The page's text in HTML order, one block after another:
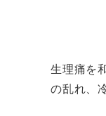
生理痛を
の乱れ、